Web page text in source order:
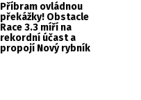
Příbram ovládnou
překážky! Obstacle
Race 3.3 míří na
rekordní účast a
propojí Nový rybník